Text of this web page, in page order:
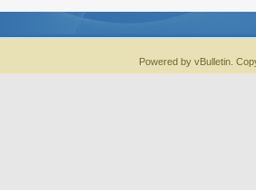
Powered by vBulletin.